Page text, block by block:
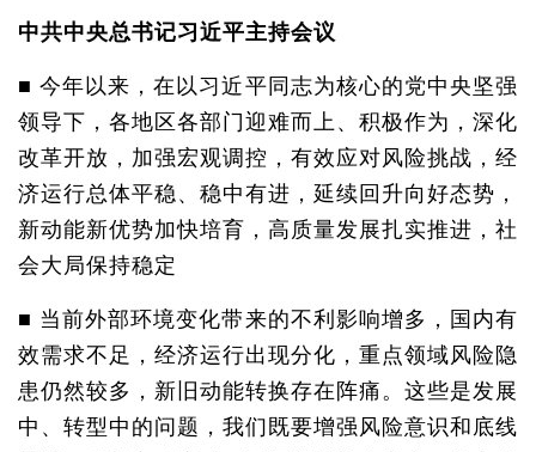
中共中央总书记习近平主持会议
■ 今年以来，在以习近平同志为核心的党中央坚强
领导下，各地区各部门迎难而上、积极作为，深化
改革开放，加强宏观调控，有效应对风险挑战，经
济运行总体平稳、稳中有进，延续回升向好态势，
新动能新优势加快培育，高质量发展扎实推进，社
会大局保持稳定
■ 当前外部环境变化带来的不利影响增多，国内有
效需求不足，经济运行出现分化，重点领域风险隐
患仍然较多，新旧动能转换存在阵痛。这些是发展
中、转型中的问题，我们既要增强风险意识和底线